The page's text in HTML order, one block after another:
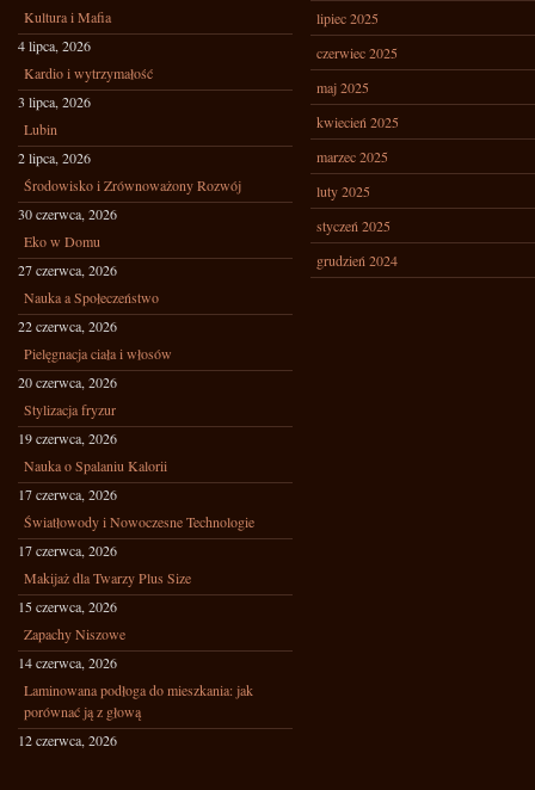
Kultura i Mafia
4 lipca, 2026
Kardio i wytrzymałość
3 lipca, 2026
Lubin
2 lipca, 2026
Środowisko i Zrównoważony Rozwój
30 czerwca, 2026
Eko w Domu
27 czerwca, 2026
Nauka a Społeczeństwo
22 czerwca, 2026
Pielęgnacja ciała i włosów
20 czerwca, 2026
Stylizacja fryzur
19 czerwca, 2026
Nauka o Spalaniu Kalorii
17 czerwca, 2026
Światłowody i Nowoczesne Technologie
17 czerwca, 2026
Makijaż dla Twarzy Plus Size
15 czerwca, 2026
Zapachy Niszowe
14 czerwca, 2026
Laminowana podłoga do mieszkania: jak
porównać ją z głową
12 czerwca, 2026
lipiec 2025
czerwiec 2025
maj 2025
kwiecień 2025
marzec 2025
luty 2025
styczeń 2025
grudzień 2024